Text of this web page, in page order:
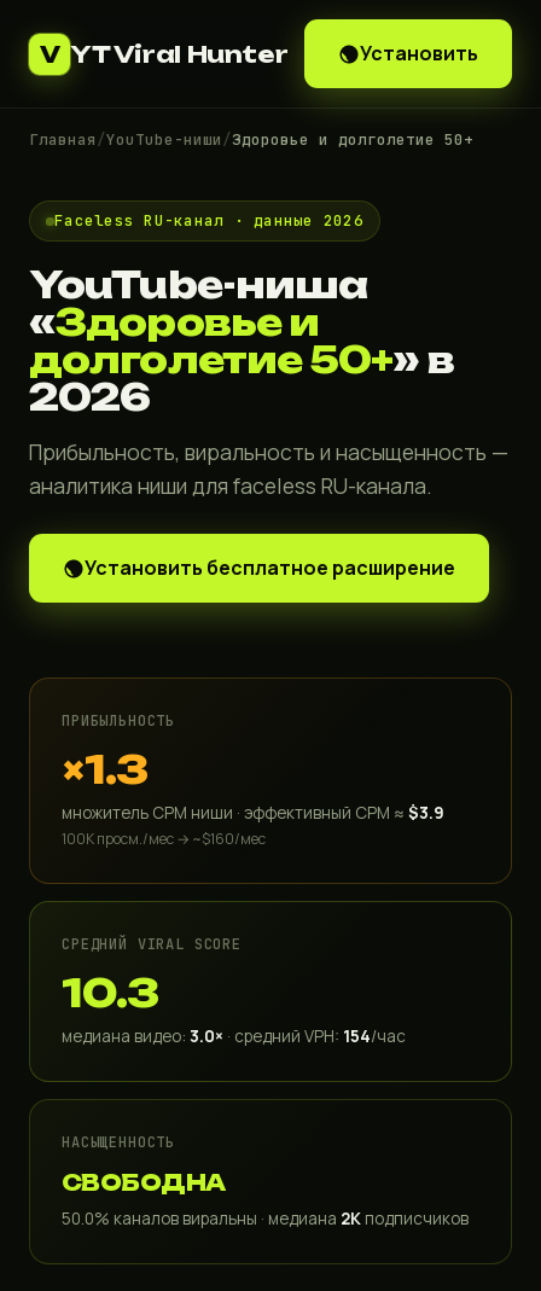
V YT Viral Hunter Установить
Главная/YouTube-ниши/Здоровье и долголетие 50+
Faceless RU-канал · данные 2026
YouTube-ниша
«Здоровье и
долголетие 50+» в
2026
Прибыльность, виральность и насыщенность —
аналитика ниши для faceless RU-канала.
Установить бесплатное расширение
ПРИБЫЛЬНОСТЬ
×1.3
множитель CPM ниши · эффективный CPM ≈ $3.9
100K просм./мес → ~$160/мес
СРЕДНИЙ VIRAL SCORE
10.3
медиана видео: 3.0× · средний VPH: 154/час
НАСЫЩЕННОСТЬ
СВОБОДНА
50.0% каналов виральны · медиана 2K подписчиков